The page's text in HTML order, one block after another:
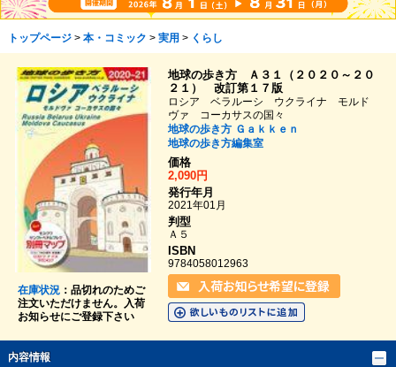
トップページ> 本・コミック > 実用 > くらし
在庫状況：品切れのためご
注文いただけません。入荷
お知らせにご登録下さい
地球の歩き方 Ａ３１（２０２０～２０
２１） 改訂第１７版
ロシア ベラルーシ ウクライナ モルド
ヴァ コーカサスの国々
地球の歩き方 Ｇａｋｋｅｎ
地球の歩き方編集室
価格
2,090円
発行年月
2021年01月
判型
Ａ５
ISBN
9784058012963
内容情報